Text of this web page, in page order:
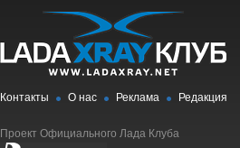
Контакты О нас Реклама Редакция
Проект Официального Лада Клуба